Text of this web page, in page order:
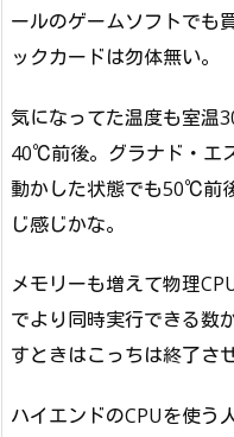
ールのゲームソフトでも
ックカードは勿体無い。
気になってた温度も室温
40℃前後。グラナド・エ
動かした状態でも50℃前
じ感じかな。
メモリーも増えて物理
でより同時実行できる数
すときはこっちは終了さ
ハイエンドのCPUを使う